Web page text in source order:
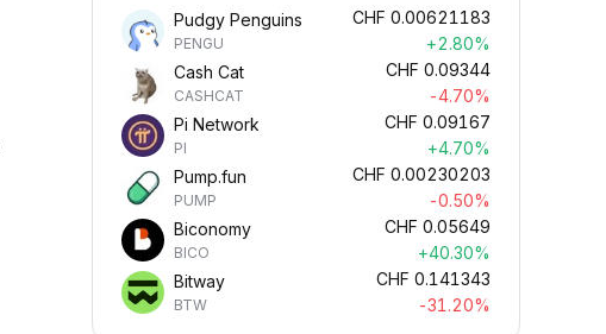
Pudgy Penguins
PENGU
CHF 0.00621183
+2.80%
Cash Cat
CASHCAT
CHF 0.09344
-4.70%
Pi Network
PI
CHF 0.09167
+4.70%
Pump.fun
PUMP
CHF 0.00230203
-0.50%
Biconomy
BICO
CHF 0.05649
+40.30%
Bitway
BTW
CHF 0.141343
-31.20%